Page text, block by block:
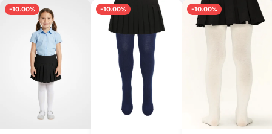
-10.00% -10.00% -10.00%